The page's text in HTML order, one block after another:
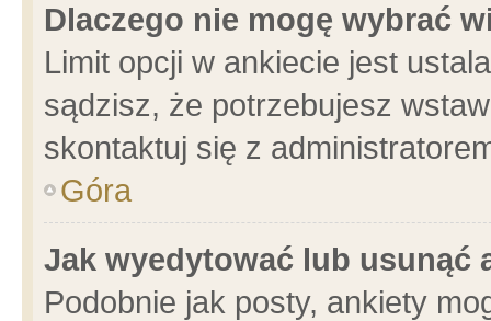
Dlaczego nie mogę wybrać
Limit opcji w ankiecie jest
sądzisz, że potrzebujesz
skontaktuj się z
Góra
Jak wyedytować lub usunąć
Podobnie jak posty, ankiety